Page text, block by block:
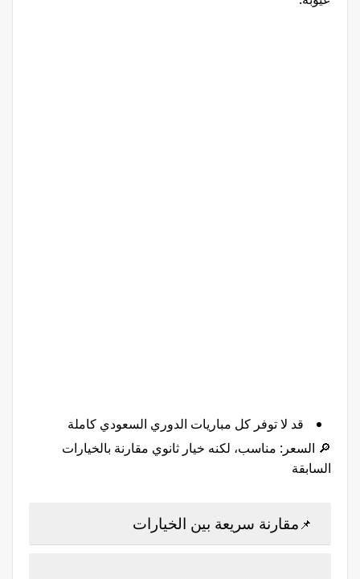
قد لا توفر كل مباريات الدوري السعودي كاملة
🔎 السعر: مناسب، لكنه خيار ثانوي مقارنة بالخيارات
السابقة
📌مقارنة سريعة بين الخيارات